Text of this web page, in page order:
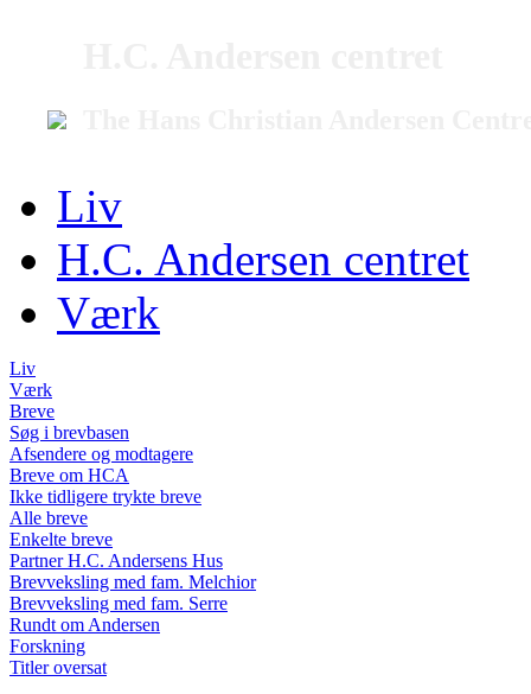
Liv
H.C. Andersen centret
Værk
Liv
Værk
Breve
Søg i brevbasen
Afsendere og modtagere
Breve om HCA
Ikke tidligere trykte breve
Alle breve
Enkelte breve
Partner H.C. Andersens Hus
Brevveksling med fam. Melchior
Brevveksling med fam. Serre
Rundt om Andersen
Forskning
Titler oversat